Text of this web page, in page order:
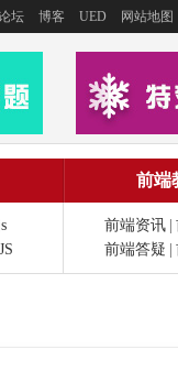
坛 博客 UED 网站地图
前端
前端资讯
前端答疑